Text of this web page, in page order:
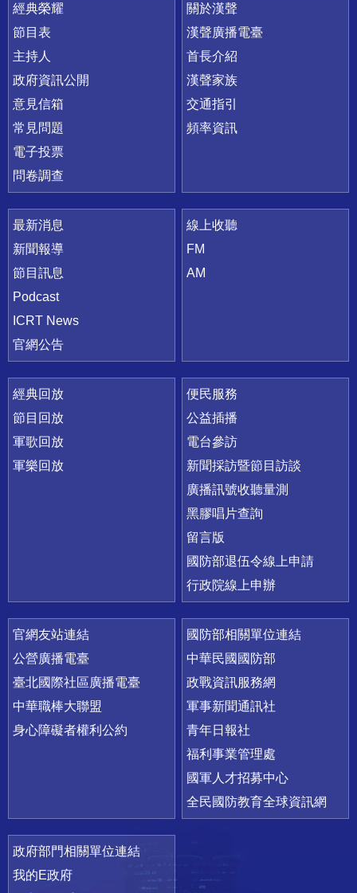
快速連結
經典榮耀
節目表
主持人
政府資訊公開
意見信箱
常見問題
電子投票
問卷調查
關於漢聲
漢聲廣播電臺
首長介紹
漢聲家族
交通指引
頻率資訊
最新消息
新聞報導
節目訊息
Podcast
ICRT News
官網公告
線上收聽
FM
AM
經典回放
節目回放
軍歌回放
軍樂回放
便民服務
公益插播
電台參訪
新聞採訪暨節目訪談
廣播訊號收聽量測
黑膠唱片查詢
留言版
國防部退伍令線上申請
行政院線上申辦
官網友站連結
公營廣播電臺
臺北國際社區廣播電臺
中華職棒大聯盟
身心障礙者權利公約
國防部相關單位連結
中華民國國防部
政戰資訊服務網
軍事新聞通訊社
青年日報社
福利事業管理處
國軍人才招募中心
全民國防教育全球資訊網
政府部門相關單位連結
我的E政府